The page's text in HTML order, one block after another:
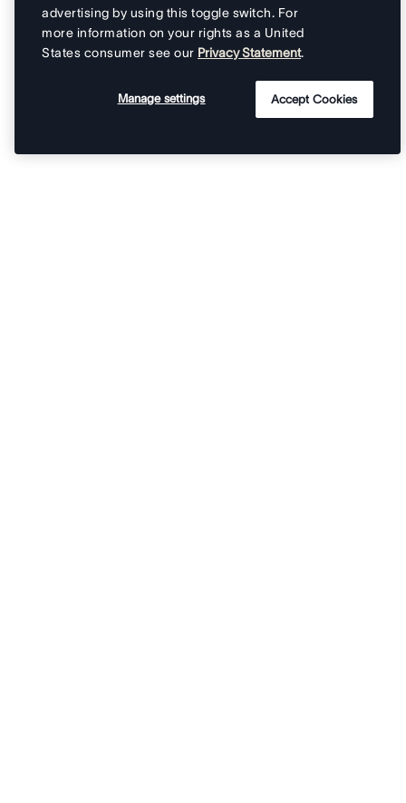
advertising by using this toggle switch. For
more information on your rights as a United
States consumer see our Privacy Statement.
Manage settings Accept Cookies